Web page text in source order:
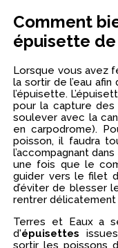
Comment
épuisette de
Lorsque vous avez
la sortir de l’eau afin
l’épuisette.
pour la capture des
soulever avec la
en carpodrome).
poisson, il faudra
l’accompagnant
une fois que le
guider vers le filet
d’éviter de blesser
rentrer délicatement
Terres et Eaux a
d'épuisettes
sortir les poissons